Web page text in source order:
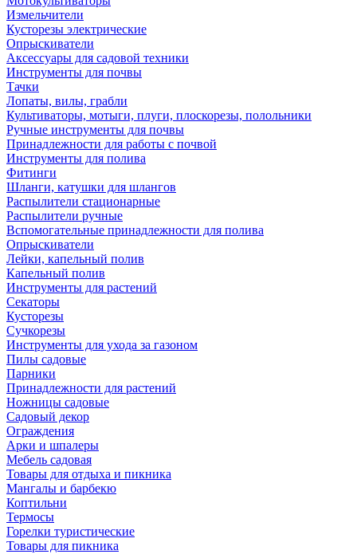
Измельчители
Кусторезы электрические
Опрыскиватели
Аксессуары для садовой техники
Инструменты для почвы
Тачки
Лопаты, вилы, грабли
Культиваторы, мотыги, плуги, плоскорезы, полольники
Ручные инструменты для почвы
Принадлежности для работы с почвой
Инструменты для полива
Фитинги
Шланги, катушки для шлангов
Распылители стационарные
Распылители ручные
Вспомогательные принадлежности для полива
Опрыскиватели
Лейки, капельный полив
Капельный полив
Инструменты для растений
Секаторы
Кусторезы
Сучкорезы
Инструменты для ухода за газоном
Пилы садовые
Парники
Принадлежности для растений
Ножницы садовые
Садовый декор
Ограждения
Арки и шпалеры
Мебель садовая
Товары для отдыха и пикника
Мангалы и барбекю
Коптильни
Термосы
Горелки туристические
Товары для пикника